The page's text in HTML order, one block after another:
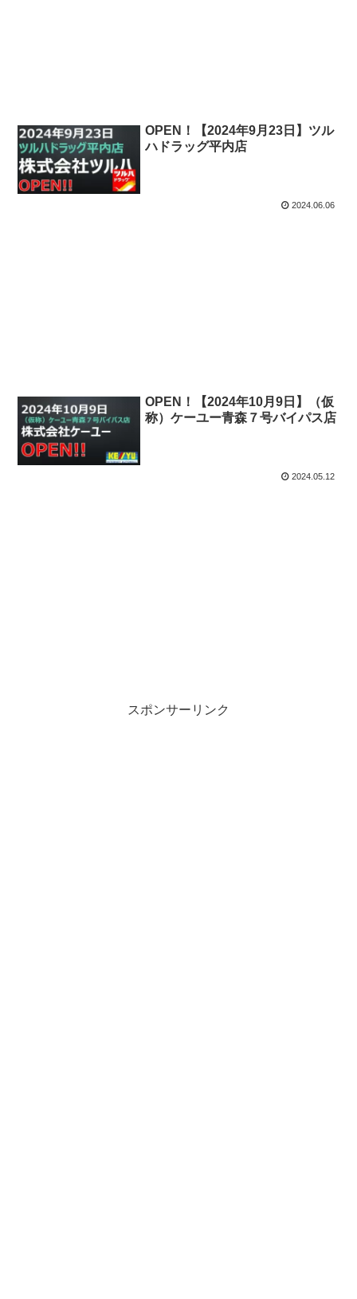
OPEN！【2024年9月23日】ツル
ハドラッグ平内店
2024.06.06
OPEN！【2024年10月9日】（仮
称）ケーユー青森７号バイパス店
2024.05.12
スポンサーリンク